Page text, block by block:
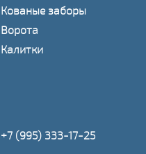
Кованые заборы
Ворота
Калитки
+7 (995) 333-17-25